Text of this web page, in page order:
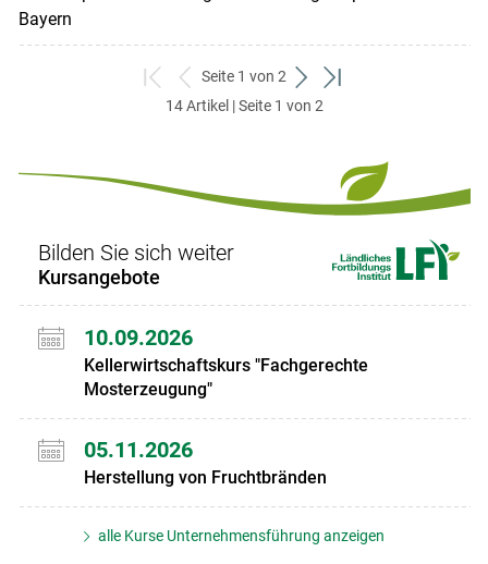
Bayern
zum
ersten
zurück
zum
Seite 1 von 2
weiter
zum
zum
14 Artikel | Seite 1 von 2
Bilden Sie sich weiter
Kursangebote
10.09.2026
Kellerwirtschaftskurs "Fachgerechte
Mosterzeugung"
05.11.2026
Herstellung von Fruchtbränden
alle Kurse Unternehmensführung anzeigen